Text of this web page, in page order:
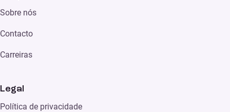
Sobre nós
Contacto
Carreiras
Legal
Política de privacidade